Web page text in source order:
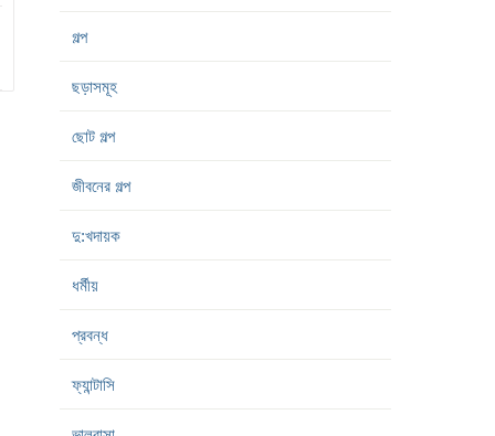
গল্প
ছড়াসমূহ
ছোট গল্প
জীবনের গল্প
দু:খদায়ক
ধর্মীয়
প্রবন্ধ
ফ্যান্টাসি